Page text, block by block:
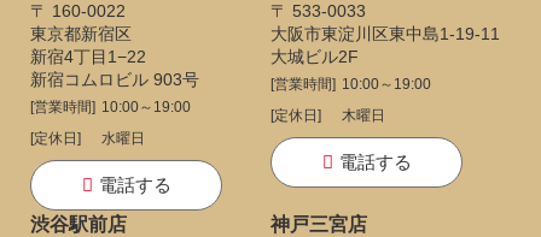
〒 160-0022
東京都新宿区
新宿4丁目1−22
新宿コムロビル 903号
[営業時間] 10:00～19:00
[定休日]
水曜日
電話する
〒 533-0033
大阪市東淀川区東中島1-19-11
大城ビル2F
[営業時間] 10:00～19:00
[定休日]
木曜日
電話する
渋谷駅前店 神戸三宮店